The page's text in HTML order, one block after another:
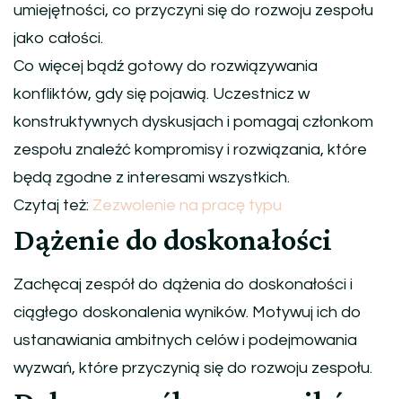
umiejętności, co przyczyni się do rozwoju zespołu
jako całości.
Co więcej bądź gotowy do rozwiązywania
konfliktów, gdy się pojawią. Uczestnicz w
konstruktywnych dyskusjach i pomagaj członkom
zespołu znaleźć kompromisy i rozwiązania, które
będą zgodne z interesami wszystkich.
Czytaj też: Zezwolenie na pracę typu
Dążenie do doskonałości
Zachęcaj zespół do dążenia do doskonałości i
ciągłego doskonalenia wyników. Motywuj ich do
ustanawiania ambitnych celów i podejmowania
wyzwań, które przyczynią się do rozwoju zespołu.